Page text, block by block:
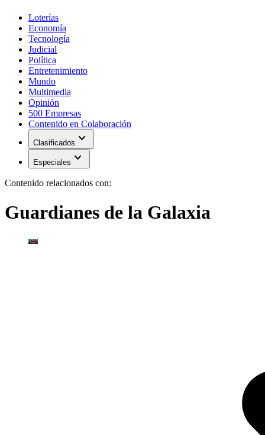
Loterías
Economía
Tecnología
Judicial
Política
Entretenimiento
Mundo
Multimedia
Opinión
500 Empresas
Contenido en Colaboración
Clasificados expand_more
Especiales expand_more
Contenido relacionados con:
Guardianes de la Galaxia